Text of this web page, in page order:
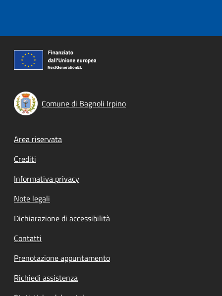
Comune di Bagnoli Irpino
Footer menu
Area riservata
Crediti
Informativa privacy
Note legali
Dichiarazione di accessibilità
Contatti
Prenotazione appuntamento
Richiedi assistenza